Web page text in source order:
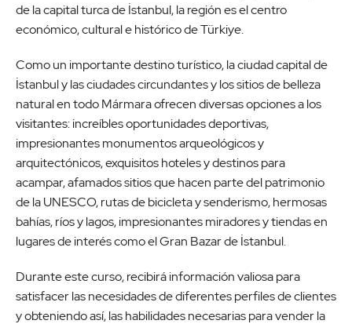
de la capital turca de İstanbul, la región es el centro
económico, cultural e histórico de Türkiye.
Como un importante destino turístico, la ciudad capital de
İstanbul y las ciudades circundantes y los sitios de belleza
natural en todo Mármara ofrecen diversas opciones a los
visitantes: increíbles oportunidades deportivas,
impresionantes monumentos arqueológicos y
arquitectónicos, exquisitos hoteles y destinos para
acampar, afamados sitios que hacen parte del patrimonio
de la UNESCO, rutas de bicicleta y senderismo, hermosas
bahías, ríos y lagos, impresionantes miradores y tiendas en
lugares de interés como el Gran Bazar de İstanbul.
Durante este curso, recibirá información valiosa para
satisfacer las necesidades de diferentes perfiles de clientes
y obteniendo así, las habilidades necesarias para vender la